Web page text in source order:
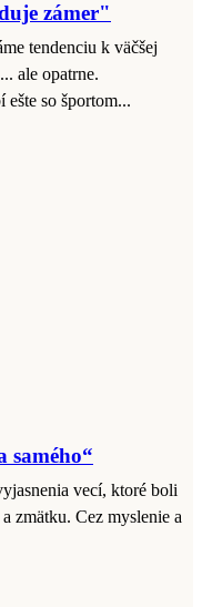
zámer"
tendenciu k väčšej
ale opatrne.
so športom...
samého“
vecí, ktoré boli
zmätku. Cez myslenie a